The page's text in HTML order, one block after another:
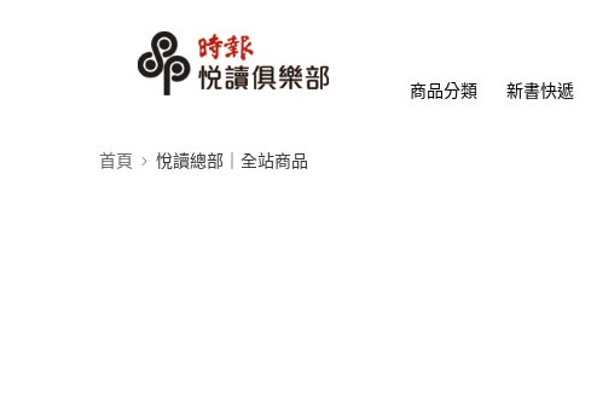
商品分類 新書快遞
首頁 悅讀總部｜全站商品